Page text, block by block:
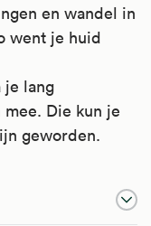
en wandel in
went je huid
je lang
Die kun je
geworden.